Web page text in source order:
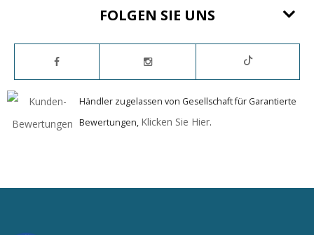
FOLGEN SIE UNS
Händler zugelassen von Gesellschaft für Garantierte
Bewertungen, Klicken Sie Hier.